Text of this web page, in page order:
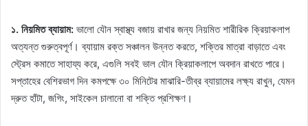
১. নিয়মিত ব্যায়াম: ভালো যৌন স্বাস্থ্য বজায় রাখার জন্য নিয়মিত শারীরিক ক্রিয়াকলাপ
অত্যন্ত গুরুত্বপূর্ণ। ব্যায়াম রক্ত ​​সঞ্চালন উন্নত করতে, শক্তির মাত্রা বাড়াতে এবং
স্ট্রেস কমাতে সাহায্য করে, এগুলি সবই ভাল যৌন ক্রিয়াকলাপে অবদান রাখতে পারে।
সপ্তাহের বেশিরভাগ দিন কমপক্ষে ৩০ মিনিটের মাঝারি-তীব্র ব্যায়ামের লক্ষ্য রাখুন, যেমন
দ্রুত হাঁটা, জগিং, সাইকেল চালানো বা শক্তি প্রশিক্ষণ।